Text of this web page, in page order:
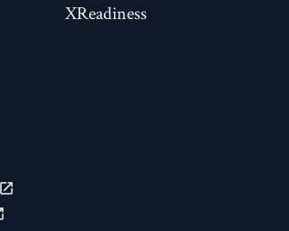
XReadiness